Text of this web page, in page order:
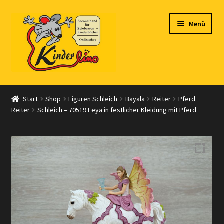
Navigation
springen
Zum
Inhalt
springen
Menü
Start
Vertrag widerrufen
Shop
Warenkorb
Kasse
Zahlungsarten
Start Shop Figuren Schleich Bayala Reiter
Pferd
Reiter
Schleich – 70519 Feya in festlicher Kleidung mit Pferd